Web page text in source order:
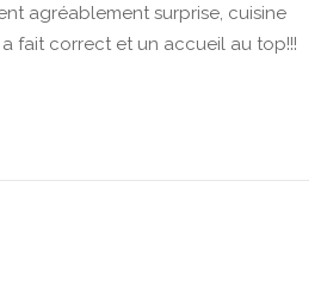
agréablement surprise, cuisine
fait correct et un accueil au top!!!